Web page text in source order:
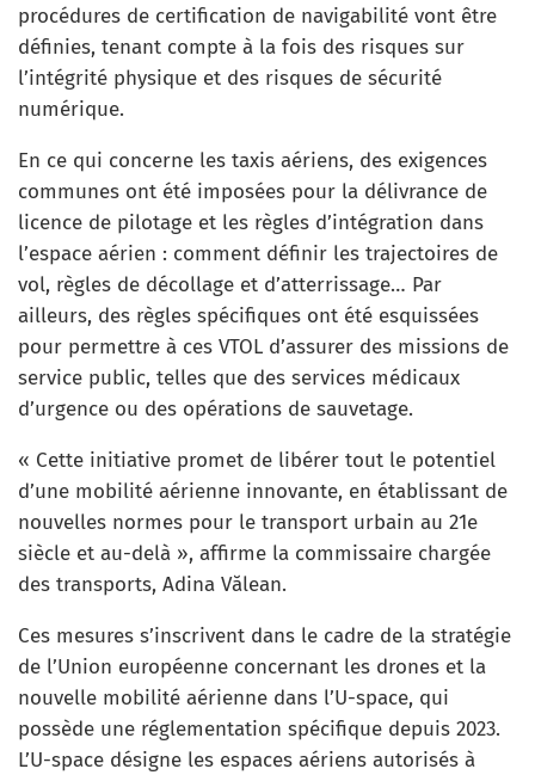
procédures de certification de navigabilité vont être
définies, tenant compte à la fois des risques sur
l’intégrité physique et des risques de sécurité
numérique.
En ce qui concerne les taxis aériens, des exigences
communes ont été imposées pour la délivrance de
licence de pilotage et les règles d’intégration dans
l’espace aérien : comment définir les trajectoires de
vol, règles de décollage et d’atterrissage… Par
ailleurs, des règles spécifiques ont été esquissées
pour permettre à ces VTOL d’assurer des missions de
service public, telles que des services médicaux
d’urgence ou des opérations de sauvetage.
« Cette initiative promet de libérer tout le potentiel
d’une mobilité aérienne innovante, en établissant de
nouvelles normes pour le transport urbain au 21e
siècle et au-delà », affirme la commissaire chargée
des transports, Adina Vălean.
Ces mesures s’inscrivent dans le cadre de la stratégie
de l’Union européenne concernant les drones et la
nouvelle mobilité aérienne dans l’U-space, qui
possède une réglementation spécifique depuis 2023.
L’U-space désigne les espaces aériens autorisés à